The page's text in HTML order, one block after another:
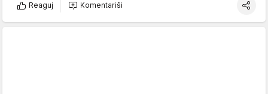
Reaguj Komentariši